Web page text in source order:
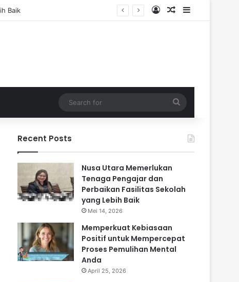
Log InRandom Article
Sidebar
for
Recent Posts
Nusa Utara Memerlukan
Tenaga Pengajar dan
Perbaikan Fasilitas Sekolah
yang Lebih Baik
Mei 14, 2026
Memperkuat Kebiasaan
Positif untuk Mempercepat
Proses Pemulihan Mental
Anda
April 25, 2026